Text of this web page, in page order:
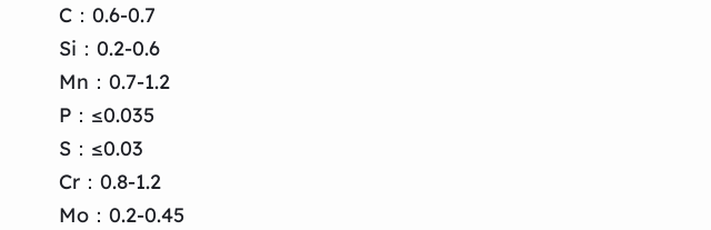
C：0.6-0.7
Si：0.2-0.6
Mn：0.7-1.2
P：≤0.035
S：≤0.03
Cr：0.8-1.2
Mo：0.2-0.45